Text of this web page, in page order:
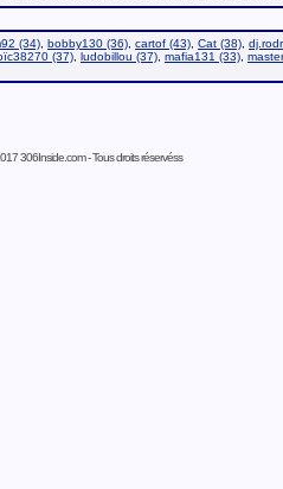
(34) bobby130 (36) cartof (43) Cat (38)
(37) ludobillou (37) mafia131 (33)
306Inside.com - Tous droits réservéss